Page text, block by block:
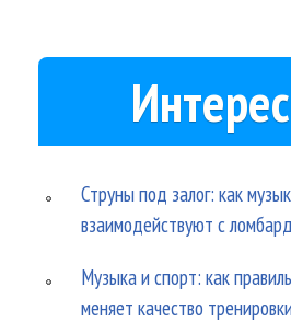
Струны под залог: как
взаимодействуют с
Музыка и спорт: как
меняет качество